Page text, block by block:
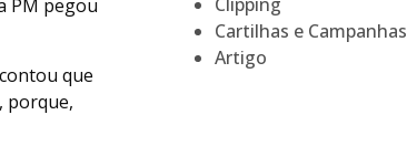
PM pegou
que
porque,
Cartilhas e Campanhas
Artigo